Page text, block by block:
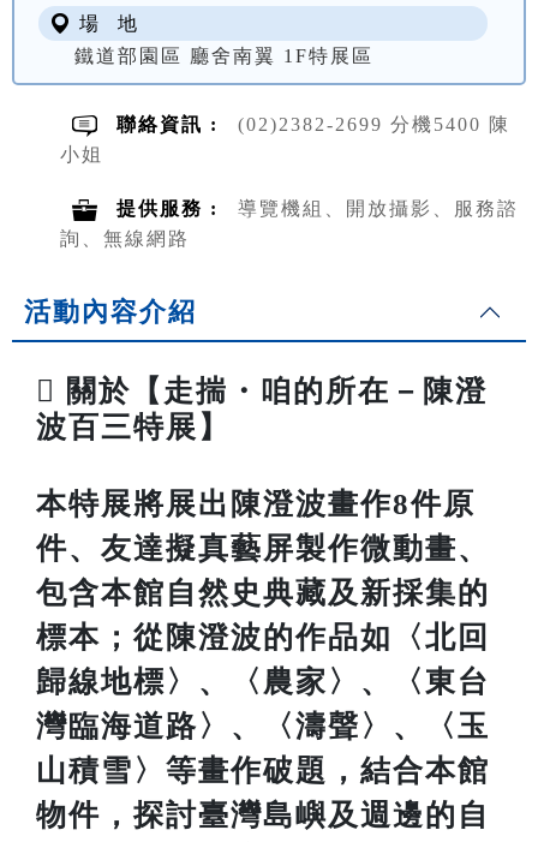
場 地
鐵道部園區 廳舍南翼 1F特展區
聯絡資訊 :
(02)2382-2699 分機5400 陳
小姐
提供服務 :
導覽機組、開放攝影、服務諮
詢、無線網路
活動內容介紹
 關於【走揣・咱的所在－陳澄
波百三特展】
本特展將展出陳澄波畫作8件原
件、友達擬真藝屏製作微動畫、
包含本館自然史典藏及新採集的
標本；從陳澄波的作品如〈北回
歸線地標〉、〈農家〉、〈東台
灣臨海道路〉、〈濤聲〉、〈玉
山積雪〉等畫作破題，結合本館
物件，探討臺灣島嶼及週邊的自